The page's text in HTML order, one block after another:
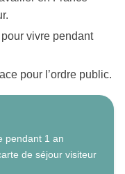
vivre pendant
pour l’ordre public.
pendant 1 an
de séjour visiteur